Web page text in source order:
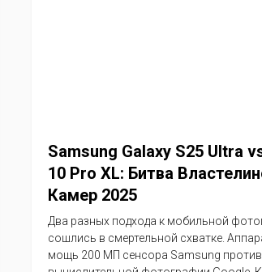
Samsung Galaxy S25 Ultra
10 Pro XL: Битва
Камер 2025
Два разных подхода к мобильной
сошлись в смертельной схватке.
мощь 200 МП сенсора Samsung